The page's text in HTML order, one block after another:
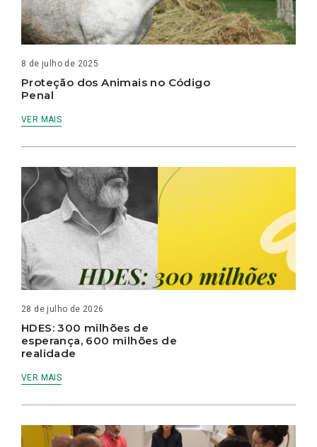
8 de julho de 2025
Proteção dos Animais no Código
Penal
VER MAIS
28 de julho de 2026
HDES: 300 milhões de
esperança, 600 milhões de
realidade
VER MAIS